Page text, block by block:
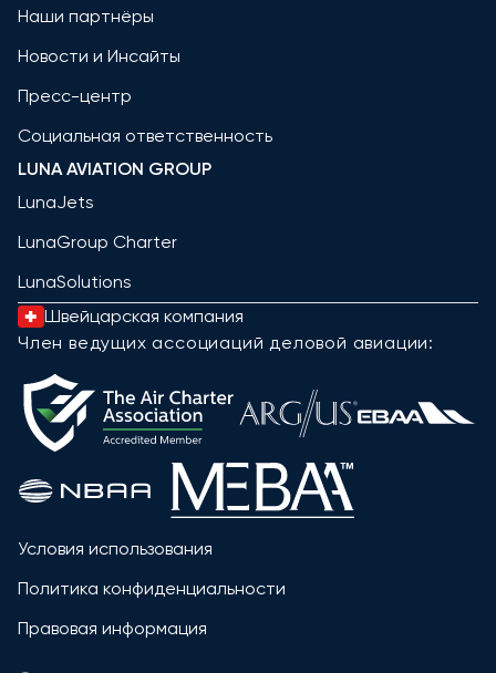
Наши партнёры
Новости и Инсайты
Пресс-центр
Социальная ответственность
LUNA AVIATION GROUP
LunaJets
LunaGroup Charter
LunaSolutions
Швейцарская компания
Член ведущих ассоциаций деловой авиации:
Условия использования
Политика конфиденциальности
Правовая информация